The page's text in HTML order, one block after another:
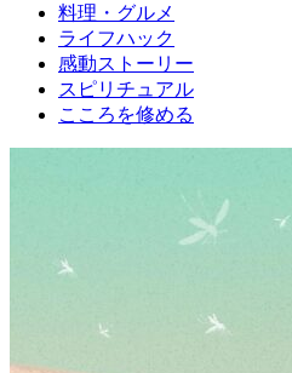
料理・グルメ
ライフハック
感動ストーリー
スピリチュアル
こころを修める